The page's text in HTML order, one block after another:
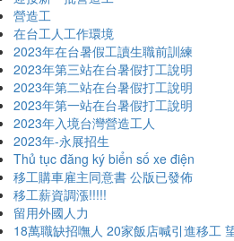
營造工
在台工人工作環境
2023年在台暑假工讀生職前訓練
2023年第三站在台暑假打工說明
2023年第二站在台暑假打工說明
2023年第一站在台暑假打工說明
2023年入境台灣營造工人
2023年-永展招生
Thủ tục đăng ký biển số xe điện
移工購車雇主同意書 公版已發佈
移工薪資調漲!!!!!
留用外國人力
18萬職缺招嘸人 20家飯店喊引進移工